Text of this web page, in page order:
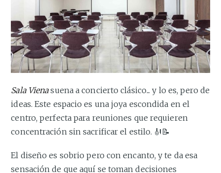
Sala Vienasuena a concierto clásico... y lo es, pero de
ideas. Este espacio es una joya escondida en el
centro, perfecta para reuniones que requieren
concentración sin sacrificar el estilo. 🎻📝
El diseño es sobrio pero con encanto, y te da esa
sensación de que aquí se toman decisiones